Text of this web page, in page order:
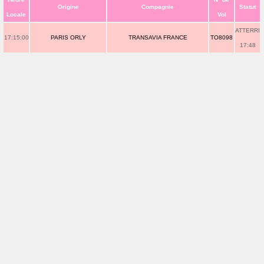
Locale
Origine Compagnie
Vol
Statut
17:15:00 PARIS ORLY TRANSAVIA FRANCE TO8098
ATTERRI
17:48